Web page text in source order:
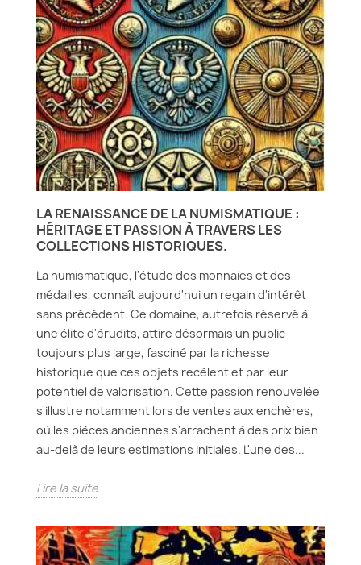
LA RENAISSANCE DE LA NUMISMATIQUE :
HÉRITAGE ET PASSION À TRAVERS LES
COLLECTIONS HISTORIQUES.
La numismatique, l'étude des monnaies et des
médailles, connaît aujourd'hui un regain d'intérêt
sans précédent. Ce domaine, autrefois réservé à
une élite d'érudits, attire désormais un public
toujours plus large, fasciné par la richesse
historique que ces objets recèlent et par leur
potentiel de valorisation. Cette passion renouvelée
s'illustre notamment lors de ventes aux enchères,
où les pièces anciennes s'arrachent à des prix bien
au-delà de leurs estimations initiales. L'une des...
Lire la suite